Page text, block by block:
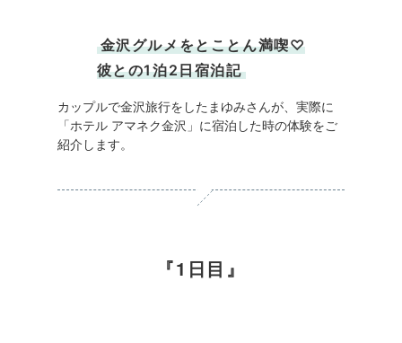
金沢グルメをとことん満喫♡
彼との1泊2日宿泊記
カップルで金沢旅行をしたまゆみさんが、実際に
「ホテル アマネク金沢」に宿泊した時の体験をご
紹介します。
1日目